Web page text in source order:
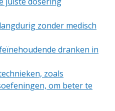
zonder medisch
dranken in
zoals
om beter te